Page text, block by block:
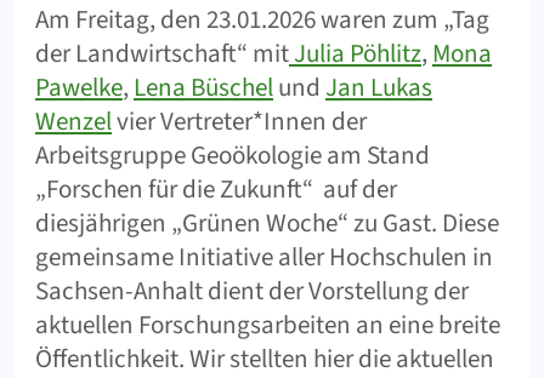
Am Freitag, den 23.01.2026 waren zum „Tag
der Landwirtschaft“ mitJulia Pöhlitz, Mona
Pawelke, Lena Büschelund Jan Lukas
Wenzelvier Vertreter*Innen der
Arbeitsgruppe Geoökologie am Stand
„Forschen für die Zukunft“ auf der
diesjährigen „Grünen Woche“ zu Gast. Diese
gemeinsame Initiative aller Hochschulen in
Sachsen-Anhalt dient der Vorstellung der
aktuellen Forschungsarbeiten an eine breite
Öffentlichkeit. Wir stellten hier die aktuellen